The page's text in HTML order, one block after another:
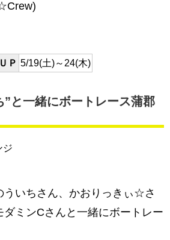
Ｐ 5/19(土)～24(木)
と一緒にボートレース蒲郡
ジ
ういちさん、かおりっきぃ☆さ
ダミンCさんと一緒にボートレー